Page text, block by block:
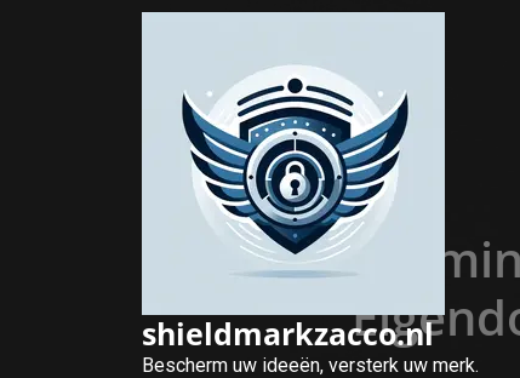
shieldmarkzacco.nl
Bescherm uw ideeën, versterk uw merk.